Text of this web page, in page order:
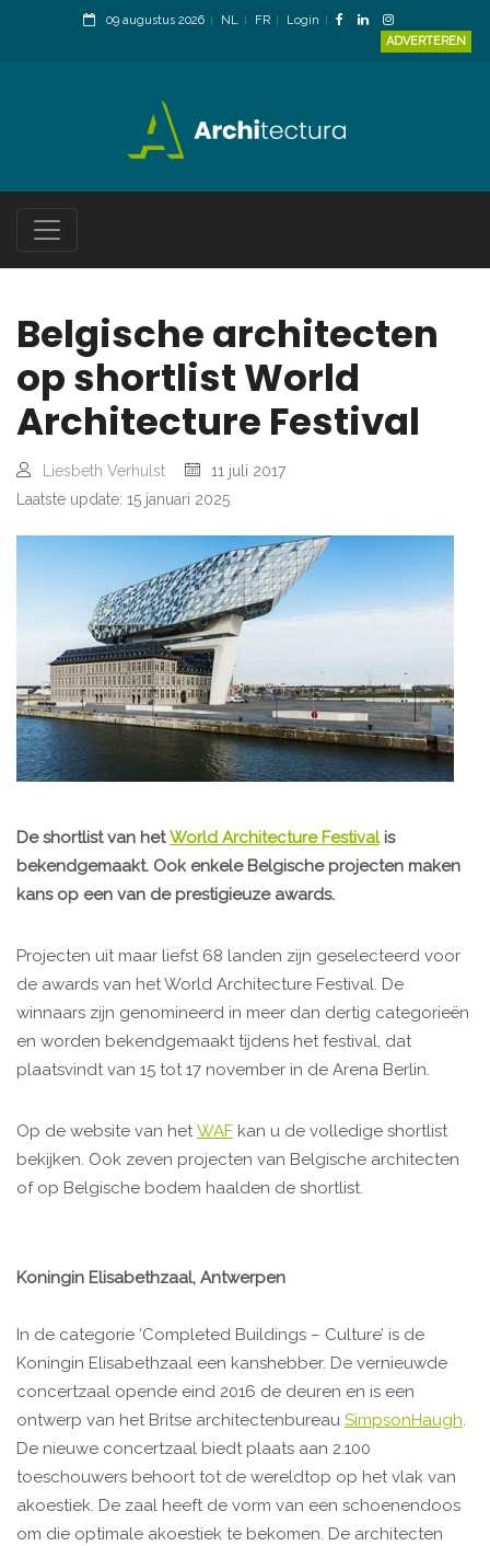
09 augustus 2026 NL FR
Login
ADVERTEREN
Belgische architecten
op shortlist World
Architecture Festival
Liesbeth Verhulst
11 juli 2017
Laatste update: 15 januari 2025
De shortlist van hetWorld Architecture Festivalis
bekendgemaakt. Ook enkele Belgische projecten maken
kans op een van de prestigieuze awards.
Projecten uit maar liefst 68 landen zijn geselecteerd voor
de awards van het World Architecture Festival. De
winnaars zijn genomineerd in meer dan dertig categorieën
en worden bekendgemaakt tijdens het festival, dat
plaatsvindt van 15 tot 17 november in de Arena Berlin.
Op de website van hetWAF kan u de volledige shortlist
bekijken. Ook zeven projecten van Belgische architecten
of op Belgische bodem haalden de shortlist.
Koningin Elisabethzaal, Antwerpen
In de categorie ‘Completed Buildings – Culture’ is de
Koningin Elisabethzaal een kanshebber. De vernieuwde
concertzaal opende eind 2016 de deuren en is een
ontwerp van het Britse architectenbureau SimpsonHaugh.
De nieuwe concertzaal biedt plaats aan 2.100
toeschouwers behoort tot de wereldtop op het vlak van
akoestiek. De zaal heeft de vorm van een schoenendoos
om die optimale akoestiek te bekomen. De architecten